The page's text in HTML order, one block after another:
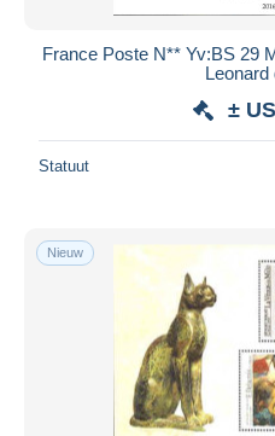
France Poste N** Yv:BS 29
Leonard
±
Statuut
Nieuw